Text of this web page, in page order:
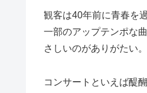
観客は40年前に青春を
一部のアップテンポな
さしいのがありがたい。
コンサートといえば醍